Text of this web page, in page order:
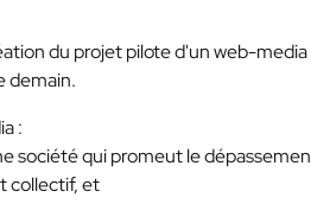
du projet pilote d'un web-
demain.
:
société qui promeut le
collectif, et